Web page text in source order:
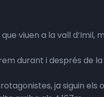
que viuen a la vall
durant i després de
ja siguin